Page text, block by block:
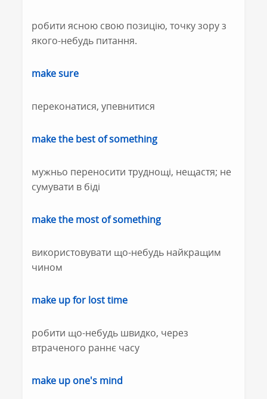
робити ясною свою позицію, точку зору з
якого-небудь питання.
make sure
переконатися, упевнитися
make the best of something
мужньо переносити труднощі, нещастя; не
сумувати в біді
make the most of something
використовувати що-небудь найкращим
чином
make up for lost time
робити що-небудь швидко, через
втраченого раннє часу
make up one's mind